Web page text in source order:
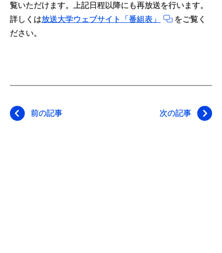
覧いただけます。上記日程以降にも再放送を行います。
詳しくは放送大学ウェブサイト「番組表」
をご覧く
ださい。
前の記事 次の記事